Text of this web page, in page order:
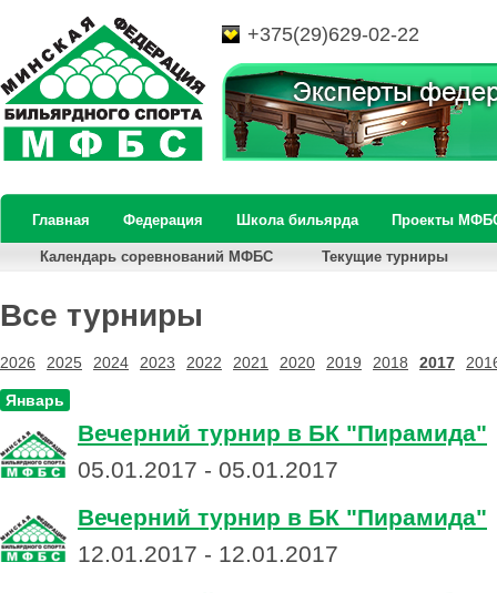
+375(29)629-02-22
Главная Федерация Школа бильярда Проекты
Календарь соревнований МФБС Текущие турниры
Все турниры
2026 2025 2024 2023 2022 2021 2020 2019 2018 2017
Январь
Вечерний турнир в БК "Пирамида"
05.01.2017 - 05.01.2017
Вечерний турнир в БК "Пирамида"
12.01.2017 - 12.01.2017